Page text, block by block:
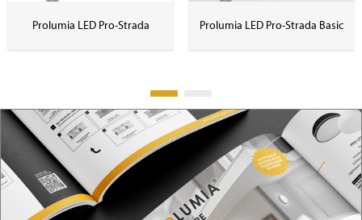
Prolumia LED Pro-Strada Prolumia LED Pro-Strada Basic